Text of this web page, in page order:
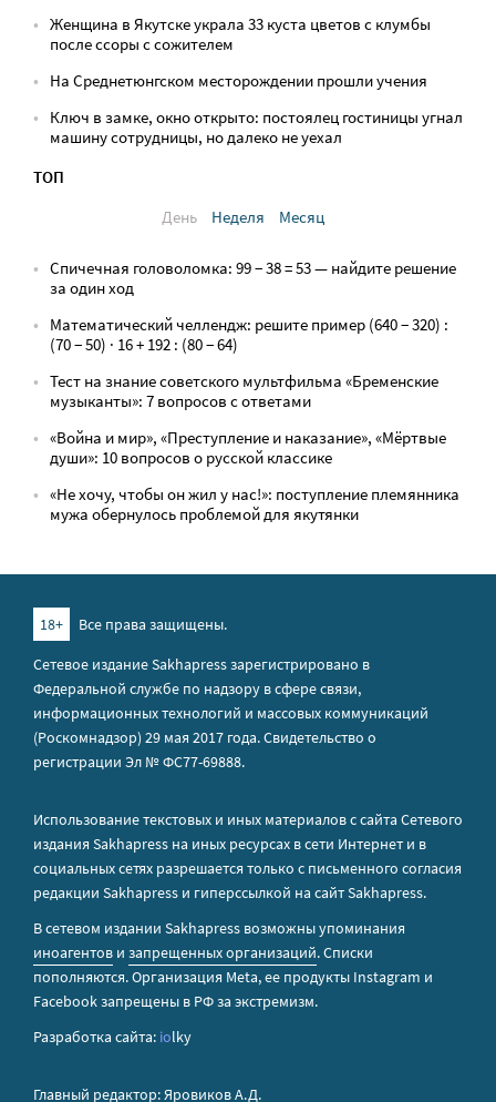
Женщина в Якутске украла 33 куста цветов с клумбы
после ссоры с сожителем
На Среднетюнгском месторождении прошли учения
Ключ в замке, окно открыто: постоялец гостиницы угнал
машину сотрудницы, но далеко не уехал
ТОП
День
Неделя Месяц
Спичечная головоломка: 99 − 38 = 53 — найдите решение
за один ход
Математический челлендж: решите пример (640 − 320) :
(70 − 50) · 16 + 192 : (80 − 64)
Тест на знание советского мультфильма «Бременские
музыканты»: 7 вопросов с ответами
«Война и мир», «Преступление и наказание», «Мёртвые
души»: 10 вопросов о русской классике
«Не хочу, чтобы он жил у нас!»: поступление племянника
мужа обернулось проблемой для якутянки
18+
Все права защищены.
Сетевое издание Sakhapress зарегистрировано в
Федеральной службе по надзору в сфере связи,
информационных технологий и массовых коммуникаций
(Роскомнадзор) 29 мая 2017 года. Свидетельство о
регистрации Эл № ФС77-69888.
Использование текстовых и иных материалов с сайта Сетевого
издания Sakhapress на иных ресурсах в сети Интернет и в
социальных сетях разрешается только с письменного согласия
редакции Sakhapress и гиперссылкой на сайт Sakhapress.
В сетевом издании Sakhapress возможны упоминания
иноагентов и запрещенных организаций. Списки
пополняются. Организация Metа, ее продукты Instagram и
Facebook запрещены в РФ за экстремизм.
Разработка сайта: iolky
Главный редактор: Яровиков А.Д.